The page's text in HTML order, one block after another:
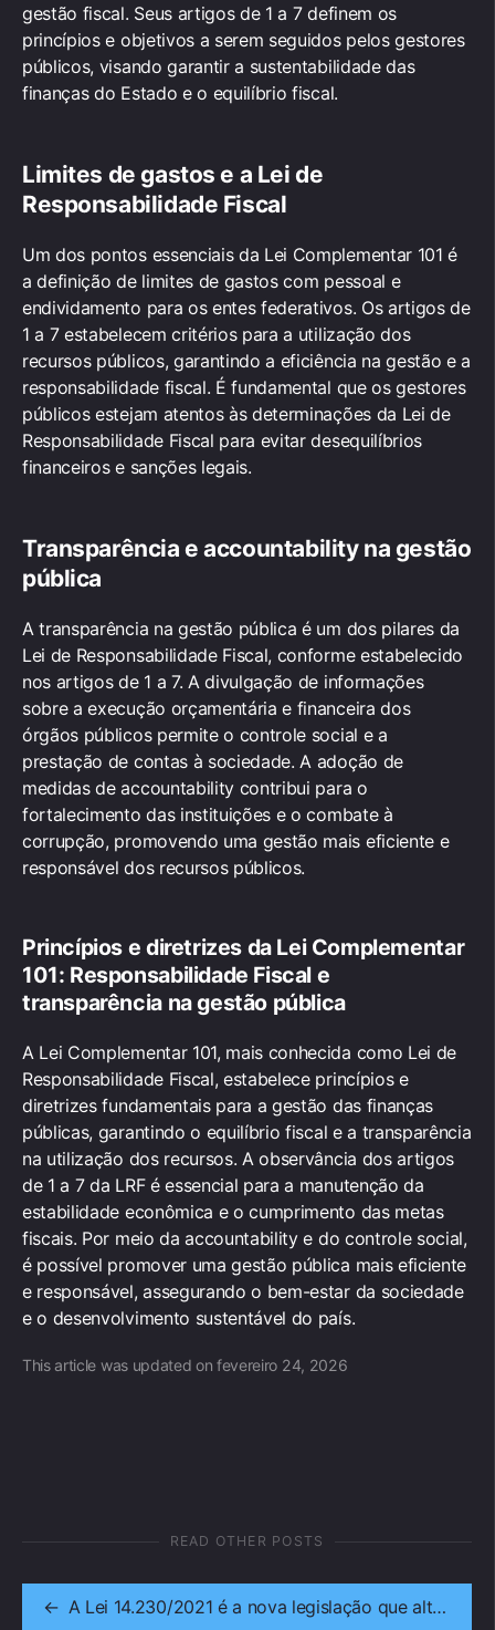
gestão fiscal. Seus artigos de 1 a 7 definem os
princípios e objetivos a serem seguidos pelos gestores
públicos, visando garantir a sustentabilidade das
finanças do Estado e o equilíbrio fiscal.
Limites de gastos e a Lei de
Responsabilidade Fiscal
Um dos pontos essenciais da Lei Complementar 101 é
a definição de limites de gastos com pessoal e
endividamento para os entes federativos. Os artigos de
1 a 7 estabelecem critérios para a utilização dos
recursos públicos, garantindo a eficiência na gestão e a
responsabilidade fiscal. É fundamental que os gestores
públicos estejam atentos às determinações da Lei de
Responsabilidade Fiscal para evitar desequilíbrios
financeiros e sanções legais.
Transparência e accountability na gestão
pública
A transparência na gestão pública é um dos pilares da
Lei de Responsabilidade Fiscal, conforme estabelecido
nos artigos de 1 a 7. A divulgação de informações
sobre a execução orçamentária e financeira dos
órgãos públicos permite o controle social e a
prestação de contas à sociedade. A adoção de
medidas de accountability contribui para o
fortalecimento das instituições e o combate à
corrupção, promovendo uma gestão mais eficiente e
responsável dos recursos públicos.
Princípios e diretrizes da Lei Complementar
101: Responsabilidade Fiscal e
transparência na gestão pública
A Lei Complementar 101, mais conhecida como Lei de
Responsabilidade Fiscal, estabelece princípios e
diretrizes fundamentais para a gestão das finanças
públicas, garantindo o equilíbrio fiscal e a transparência
na utilização dos recursos. A observância dos artigos
de 1 a 7 da LRF é essencial para a manutenção da
estabilidade econômica e o cumprimento das metas
fiscais. Por meio da accountability e do controle social,
é possível promover uma gestão pública mais eficiente
e responsável, assegurando o bem-estar da sociedade
e o desenvolvimento sustentável do país.
This article was updated on fevereiro 24, 2026
READ OTHER POSTS
← A Lei 14.230/2021 é a nova legislação que altera a Lei de Improbidade Administrativa (Lei 8.429/92) no Brasil